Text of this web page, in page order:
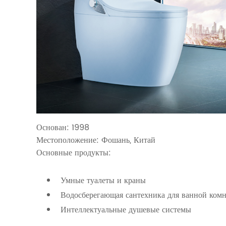
Основан: 1998
Местоположение: Фошань, Китай
Основные продукты:
Умные туалеты и краны
Водосберегающая сантехника для ванной
Интеллектуальные душевые системы